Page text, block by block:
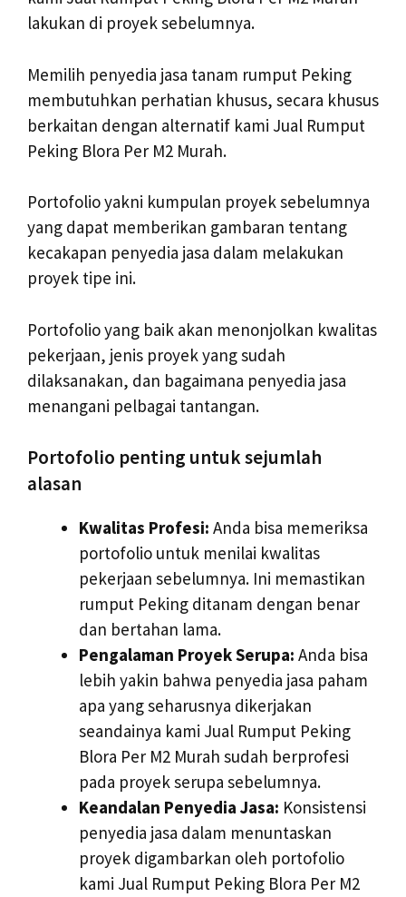
lakukan di proyek sebelumnya.
Memilih penyedia jasa tanam rumput Peking
membutuhkan perhatian khusus, secara khusus
berkaitan dengan alternatif kami Jual Rumput
Peking Blora Per M2 Murah.
Portofolio yakni kumpulan proyek sebelumnya
yang dapat memberikan gambaran tentang
kecakapan penyedia jasa dalam melakukan
proyek tipe ini.
Portofolio yang baik akan menonjolkan kwalitas
pekerjaan, jenis proyek yang sudah
dilaksanakan, dan bagaimana penyedia jasa
menangani pelbagai tantangan.
Portofolio penting untuk sejumlah
alasan
Kwalitas Profesi: Anda bisa memeriksa
portofolio untuk menilai kwalitas
pekerjaan sebelumnya. Ini memastikan
rumput Peking ditanam dengan benar
dan bertahan lama.
Pengalaman Proyek Serupa: Anda bisa
lebih yakin bahwa penyedia jasa paham
apa yang seharusnya dikerjakan
seandainya kami Jual Rumput Peking
Blora Per M2 Murah sudah berprofesi
pada proyek serupa sebelumnya.
Keandalan Penyedia Jasa: Konsistensi
penyedia jasa dalam menuntaskan
proyek digambarkan oleh portofolio
kami Jual Rumput Peking Blora Per M2